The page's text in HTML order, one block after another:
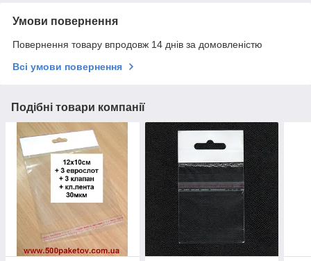
Умови повернення
Повернення товару впродовж 14 днів за домовленістю
Всі умови повернення
Подібні товари компанії